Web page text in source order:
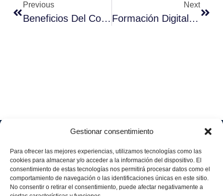
Gestionar consentimiento
Para ofrecer las mejores experiencias, utilizamos tecnologías como las
cookies para almacenar y/o acceder a la información del dispositivo. El
consentimiento de estas tecnologías nos permitirá procesar datos como el
comportamiento de navegación o las identificaciones únicas en este sitio.
No consentir o retirar el consentimiento, puede afectar negativamente a
Previous
Beneficios Del Control De La Producción
Next
Formación Digital Para Una Transformación Exitosa
Soluciones
Data
Industria
4.0
Industrial
Retail
Health &
Services
Quiénes
Únete
a
aggity
Contacto
legal
Política
de
Privacid